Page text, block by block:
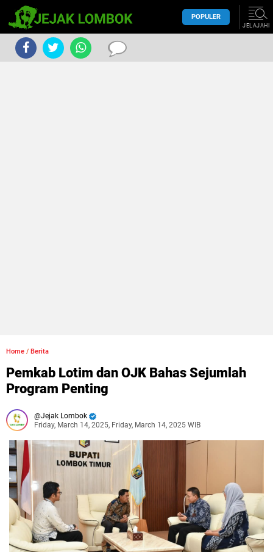
POPULER
JELAJAHI
Home / Berita
Pemkab Lotim dan OJK Bahas Sejumlah
Program Penting
Jejak Lombok
Friday, March 14, 2025, Friday, March 14, 2025 WIB